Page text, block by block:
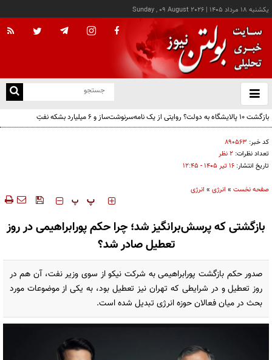
يکشنبه ۱۸ مرداد ۱۴۰۵ |
Sunday , 09 August 2026
باز
و
بازگشت ۱۰ پالایشگاه به دولت؟ روایتی از یک نامه‌سرنوشت‌ساز و ۶ میلیارد بشکه نفتِ
بدون‌حساب
کد خبر: ۸۹۰۵۶۳
تعداد نظرات: ۲ نظر
تاریخ انتشار: ۱۶ تير ۱۴۰۵ - ۱۲:۴۵
صفحه نخست » انرژی » انرژی
‍‍‍ پ پ
بازگشتی که پرسش‌برانگیز شد؛ چرا حکم پورابراهیمی در روز
تعطیل صادر شد؟
صدور حکم بازگشت پورابراهیمی به شرکت نیکو از سوی وزیر نفت، آن هم در
روز تعطیل و در شرایطی که تهران نیز تعطیل بود، به یکی از موضوعات مورد
بحث در میان فعالان حوزه انرژی تبدیل شده است.